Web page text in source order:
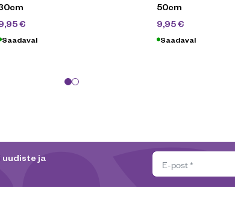
€
Saadaval
50cm
9,95€
Saadaval
uudiste ja